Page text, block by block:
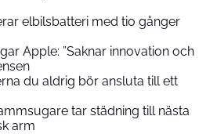
elbilsbatteri med tio gånger
Apple: ”Saknar innovation och
du aldrig bör ansluta till ett
tar städning till nästa
arm